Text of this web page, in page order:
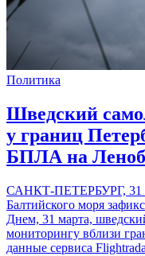
Политика
Шведский
у границ
БПЛА на
САНКТ-ПЕТЕРБУРГ, 31
Балтийского моря
Днем, 31 марта,
мониторингу вблизи
данные сервиса